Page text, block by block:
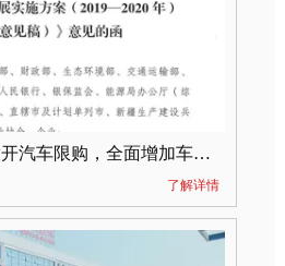
重磅！发改委拟放开汽车限购，全面增加车牌指标
了解详情